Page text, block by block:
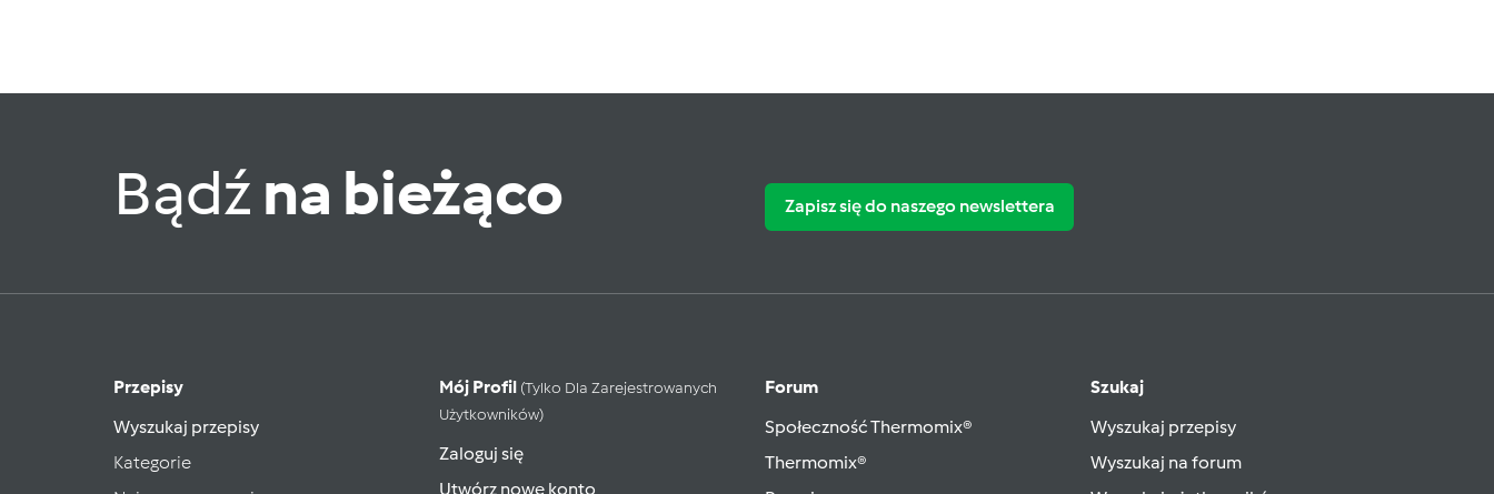
Bądź na bieżąco Zapisz się do naszego newslettera
Przepisy
Wyszukaj przepisy
Kategorie
Mój Profil (tylko Dla Zarejestrowanych
Użytkowników)
Zaloguj się
Utwórz nowe konto
Forum
Społeczność Thermomix®
Thermomix®
Szukaj
Wyszukaj przepisy
Wyszukaj na forum